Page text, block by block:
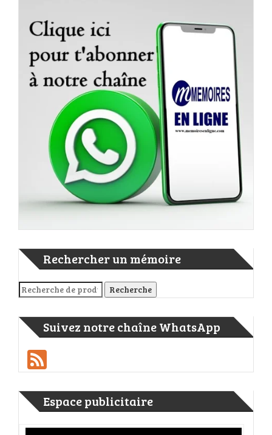
Rechercher un mémoire
Recherche pour : Recherche
Suivez notre chaîne WhatsApp
Espace publicitaire